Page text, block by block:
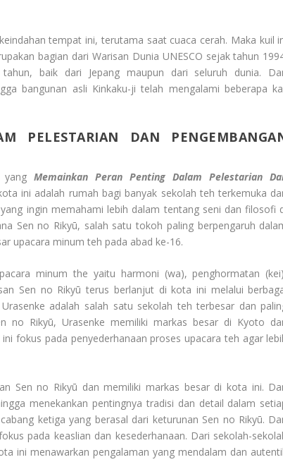
tempat ini, terutama saat cuaca cerah. Maka kuil
bagian dari Warisan Dunia UNESCO sejak tahun
baik dari Jepang maupun dari seluruh dunia.
bangunan asli Kinkaku-ji telah mengalami beberapa
PELESTARIAN DAN
yangMemainkan Peran Penting Dalam Pelestarian
ini adalah rumah bagi banyak sekolah teh terkemuka
ingin memahami lebih dalam tentang seni dan filosofi
Sen no Rikyū, salah satu tokoh paling berpengaruh
upacara minum teh pada abad ke-16.
minum the yaitu harmoni (wa), penghormatan
Sen no Rikyū terus berlanjut di kota ini melalui
adalah salah satu sekolah teh terbesar dan
no Rikyū, Urasenke memiliki markas besar di Kyoto
fokus pada penyederhanaan proses upacara teh agar
Sen no Rikyū dan memiliki markas besar di kota ini.
menekankan pentingnya tradisi dan detail dalam
ketiga yang berasal dari keturunan Sen no Rikyū.
pada keaslian dan kesederhanaan. Dari sekolah-
ini menawarkan pengalaman yang mendalam dan